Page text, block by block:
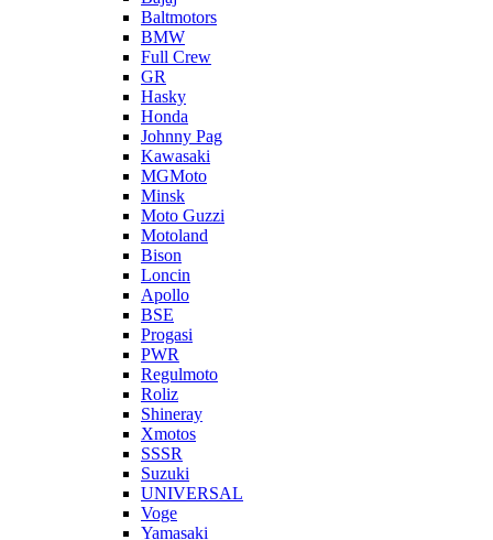
Baltmotors
BMW
Full Crew
GR
Hasky
Honda
Johnny Pag
Kawasaki
MGMoto
Minsk
Moto Guzzi
Motoland
Bison
Loncin
Apollo
BSE
Progasi
PWR
Regulmoto
Roliz
Shineray
Xmotos
SSSR
Suzuki
UNIVERSAL
Voge
Yamasaki